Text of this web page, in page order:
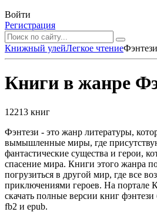
Войти
Регистрация
Книжный улейЛегкое чтениеФэнтези
Книги в жанре
12213 книг
Фэнтези - это жанр литературы,
вымышленные миры, где
фантастические существа и герои,
спасение мира. Книги этого жанра
погрузиться в другой мир, где все
приключениями героев. На
скачать полные версии книг
fb2 и epub.